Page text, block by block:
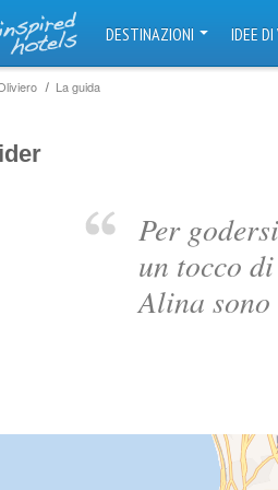
DESTINAZIONI IDEE
La guida
Per
un tocco
Alina